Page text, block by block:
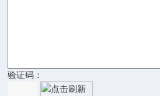
验证码：